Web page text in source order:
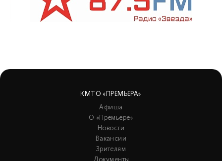
КМТО «ПРЕМЬЕРА»
Афиша
О «Премьере»
Новости
Вакансии
Зрителям